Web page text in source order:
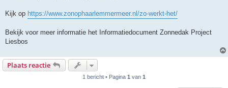
Kijk op https://www.zonophaarlemmermeer.nl/zo-werkt-het/
Bekijk voor meer informatie het Informatiedocument Zonnedak Project
Liesbos
Plaats reactie
1 bericht • Pagina 1 van 1